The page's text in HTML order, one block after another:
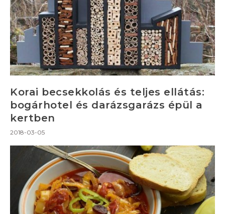
Korai becsekkolás és teljes ellátás:
bogárhotel és darázsgarázs épül a
kertben
2018-03-05